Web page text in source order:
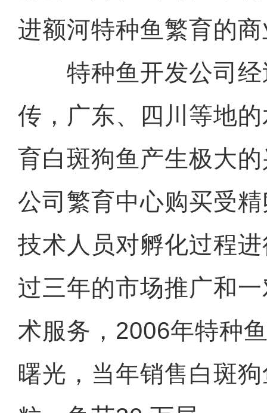
进额河特种鱼繁育的
特种鱼开发公司经
传，广东、四川等地
育白斑狗鱼产生极大
公司繁育中心购买受
技术人员对孵化过程
过三年的市场推广和
术服务，2006年特种
曙光，当年销售白斑